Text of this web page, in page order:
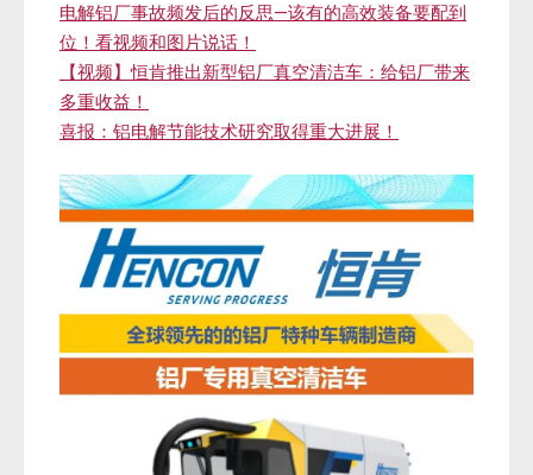
电解铝厂事故频发后的反思—该有的高效装备要配到
位！看视频和图片说话！
【视频】恒肯推出新型铝厂真空清洁车：给铝厂带来
多重收益！
喜报：铝电解节能技术研究取得重大进展！